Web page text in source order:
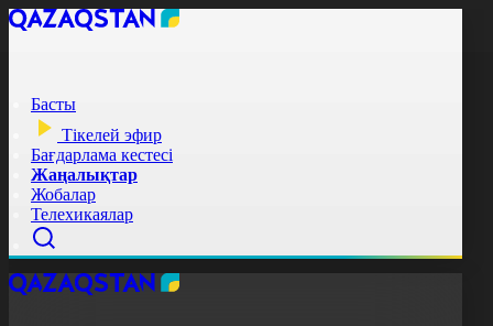
Басты
Тікелей эфир
Бағдарлама кестесі
Жаңалықтар
Жобалар
Телехикаялар